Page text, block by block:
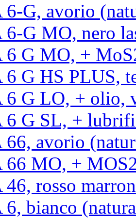
6-G, avorio
6-G MO, nero
6 G MO, +
6 G HS PLUS,
6 G LO, + olio,
6 G SL, +
66, avorio
66 MO, +
46, rosso
6, bianco